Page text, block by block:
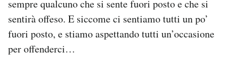
sempre qualcuno che si sente fuori posto e che si
sentirà offeso. E siccome ci sentiamo tutti un po’
fuori posto, e stiamo aspettando tutti un’occasione
per offenderci…